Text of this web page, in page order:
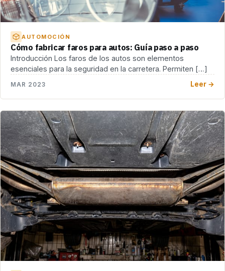
AUTOMOCIÓN
Cómo fabricar faros para autos: Guía paso a paso
Introducción Los faros de los autos son elementos
esenciales para la seguridad en la carretera. Permiten […]
MAR 2023 Leer →